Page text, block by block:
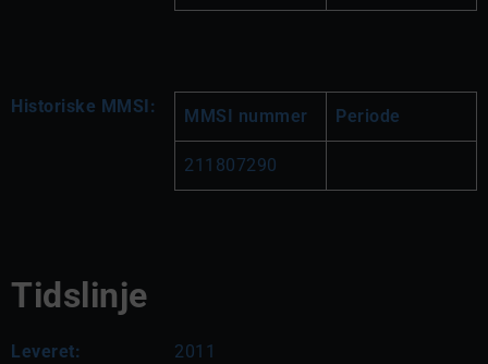
Historiske MMSI: MMSI nummer Periode
211807290
Tidslinje
Leveret: 2011